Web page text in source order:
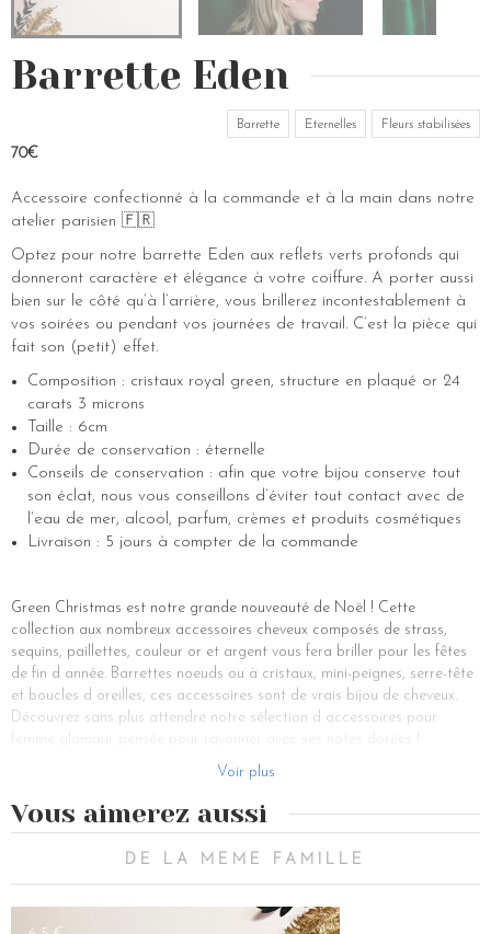
Barrette Eden
Barrette Eternelles Fleurs stabilisées
70€
Accessoire confectionné à la commande et à la main dans notre
atelier parisien 🇫🇷
Optez pour notre barrette Eden aux reflets verts profonds qui
donneront caractère et élégance à votre coiffure. A porter aussi
bien sur le côté qu’à l’arrière, vous brillerez incontestablement à
vos soirées ou pendant vos journées de travail. C’est la pièce qui
fait son (petit) effet.
Composition : cristaux royal green, structure en plaqué or 24
carats 3 microns
Taille : 6cm
Durée de conservation : éternelle
Conseils de conservation : afin que votre bijou conserve tout
son éclat, nous vous conseillons d’éviter tout contact avec de
l’eau de mer, alcool, parfum, crèmes et produits cosmétiques
Livraison : 5 jours à compter de la commande
Green Christmas est notre grande nouveauté de Noël ! Cette
collection aux nombreux accessoires cheveux composés de strass,
sequins, paillettes, couleur or et argent vous fera briller pour les fêtes
de fin d année. Barrettes noeuds ou à cristaux, mini-peignes, serre-tête
et boucles d oreilles, ces accessoires sont de vrais bijou de cheveux.
Découvrez sans plus attendre notre sélection d accessoires pour
Découvrez notre nouvelle barrette à cheveux Eden, composée d’une
un accessoire pour cheveux ultra tendance ! Elle viendra apporter une
touche bohème et fantaisie à votre coiffure de soirée ou bien du
quotidien. Sur cheveux courts comme sur cheveux-longs, ce bijou sera
parfait pour twister votre coiffure. Vous pourrez déposer la barrette
dans une chevelure détachée pour dévoiler vos longueurs, ou bien pour
attacher vos mèches rebelles sur le côté de votre tête. Et pourquoi pas
Voir plus
Vous aimerez aussi
DE LA MEME FAMILLE